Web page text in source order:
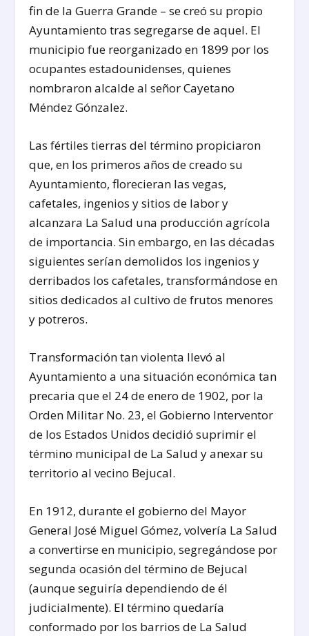
fin de la Guerra Grande – se creó su propio
Ayuntamiento tras segregarse de aquel. El
municipio fue reorganizado en 1899 por los
ocupantes estadounidenses, quienes
nombraron alcalde al señor Cayetano
Méndez Gónzalez.
Las fértiles tierras del término propiciaron
que, en los primeros años de creado su
Ayuntamiento, florecieran las vegas,
cafetales, ingenios y sitios de labor y
alcanzara La Salud una producción agrícola
de importancia. Sin embargo, en las décadas
siguientes serían demolidos los ingenios y
derribados los cafetales, transformándose en
sitios dedicados al cultivo de frutos menores
y potreros.
Transformación tan violenta llevó al
Ayuntamiento a una situación económica tan
precaria que el 24 de enero de 1902, por la
Orden Militar No. 23, el Gobierno Interventor
de los Estados Unidos decidió suprimir el
término municipal de La Salud y anexar su
territorio al vecino Bejucal.
En 1912, durante el gobierno del Mayor
General José Miguel Gómez, volvería La Salud
a convertirse en municipio, segregándose por
segunda ocasión del término de Bejucal
(aunque seguiría dependiendo de él
judicialmente). El término quedaría
conformado por los barrios de La Salud